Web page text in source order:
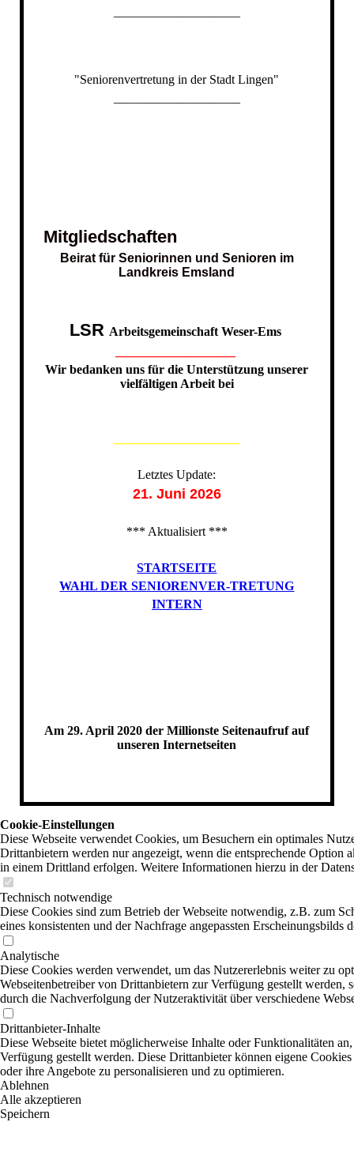
"Seniorenvertretung in der Stadt Lingen"
Mitgliedschaften
Beirat für Seniorinnen und Senioren im
Landkreis Emsland
LSR Arbeitsgemeinschaft Weser-Ems
Wir bedanken uns für die Unterstützung unserer
vielfältigen Arbeit bei
Letztes Update:
21. Juni 2026
*** Aktualisiert ***
STARTSEITE
WAHL DER SENIORENVER-TRETUNG
INTERN
Am 29. April 2020 der Millionste Seitenaufruf auf
unseren Internetseiten
Cookie-Einstellungen
Diese Webseite verwendet Cookies, um Besuchern ein optimales
Drittanbietern werden nur angezeigt, wenn die entsprechende Option
in einem Drittland erfolgen. Weitere Informationen hierzu in der
Technisch notwendige
Diese Cookies sind zum Betrieb der Webseite notwendig, z.B. zum
eines konsistenten und der Nachfrage angepassten Erscheinungsbilds
Analytische
Diese Cookies werden verwendet, um das Nutzererlebnis weiter zu
Webseitenbetreiber von Drittanbietern zur Verfügung gestellt werden,
durch die Nachverfolgung der Nutzeraktivität über verschiedene
Drittanbieter-Inhalte
Diese Webseite bietet möglicherweise Inhalte oder Funktionalitäten
Verfügung gestellt werden. Diese Drittanbieter können eigene
oder ihre Angebote zu personalisieren und zu optimieren.
Ablehnen
Alle akzeptieren
Speichern